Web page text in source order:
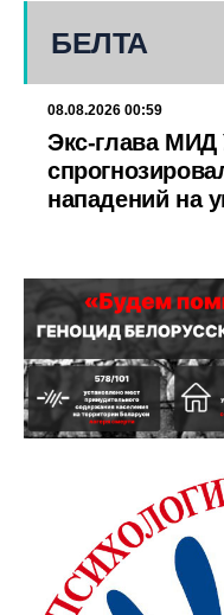
БЕЛТА
08.08.2026 00:59
Экс-глава МИД
нападений на